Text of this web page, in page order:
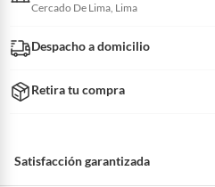
Cercado De Lima, Lima
Despacho a domicilio
Retira tu compra
Satisfacción garantizada